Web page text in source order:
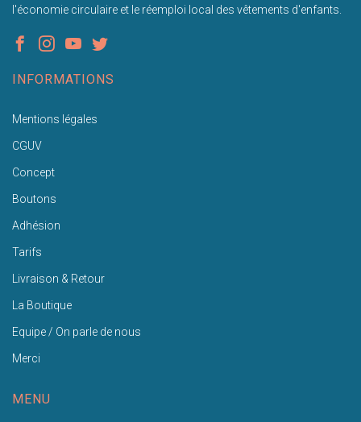
l'économie circulaire et le réemploi local des vêtements d'enfants.
INFORMATIONS
Mentions légales
CGUV
Concept
Boutons
Adhésion
Tarifs
Livraison & Retour
La Boutique
Equipe / On parle de nous
Merci
MENU